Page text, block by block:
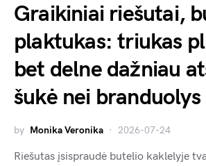
Graikiniai riešutai,
plaktukas: triukas
bet delne dažniau
šukė nei branduolys
by Monika Veronika 2026-07-24
Riešutas įsispraudė butelio kaklelyje